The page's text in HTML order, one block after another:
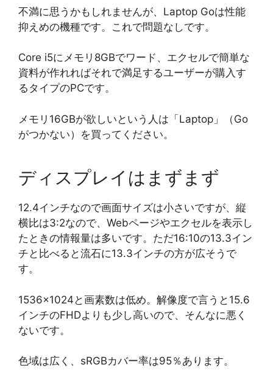
不満に思うかもしれませんが、Laptop Goは性能
抑えめの機種です。これで問題なしです。
Core i5にメモリ8GBでワード、エクセルで簡単な
資料が作れればそれで満足するユーザーが購入す
るタイプのPCです。
メモリ16GBが欲しいという人は「Laptop」（Go
がつかない）を買ってください。
ディスプレイはまずまず
12.4インチなので画面サイズは小さいですが、縦
横比は3:2なので、Webページやエクセルを表示し
たときの情報量は多いです。ただ16:10の13.3イン
チと比べると流石に13.3インチの方が広そうで
す。
1536×1024と画素数は低め。解像度で言うと15.6
インチのFHDよりも少し高いので、そんなに悪く
ないです。
色域は広く、sRGBカバー率は95％あります。